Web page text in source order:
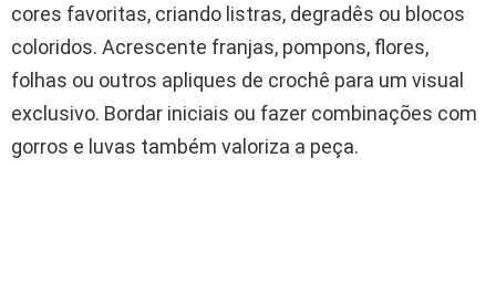
cores favoritas, criando listras, degradês ou blocos
coloridos. Acrescente franjas, pompons, flores,
folhas ou outros apliques de crochê para um visual
exclusivo. Bordar iniciais ou fazer combinações com
gorros e luvas também valoriza a peça.